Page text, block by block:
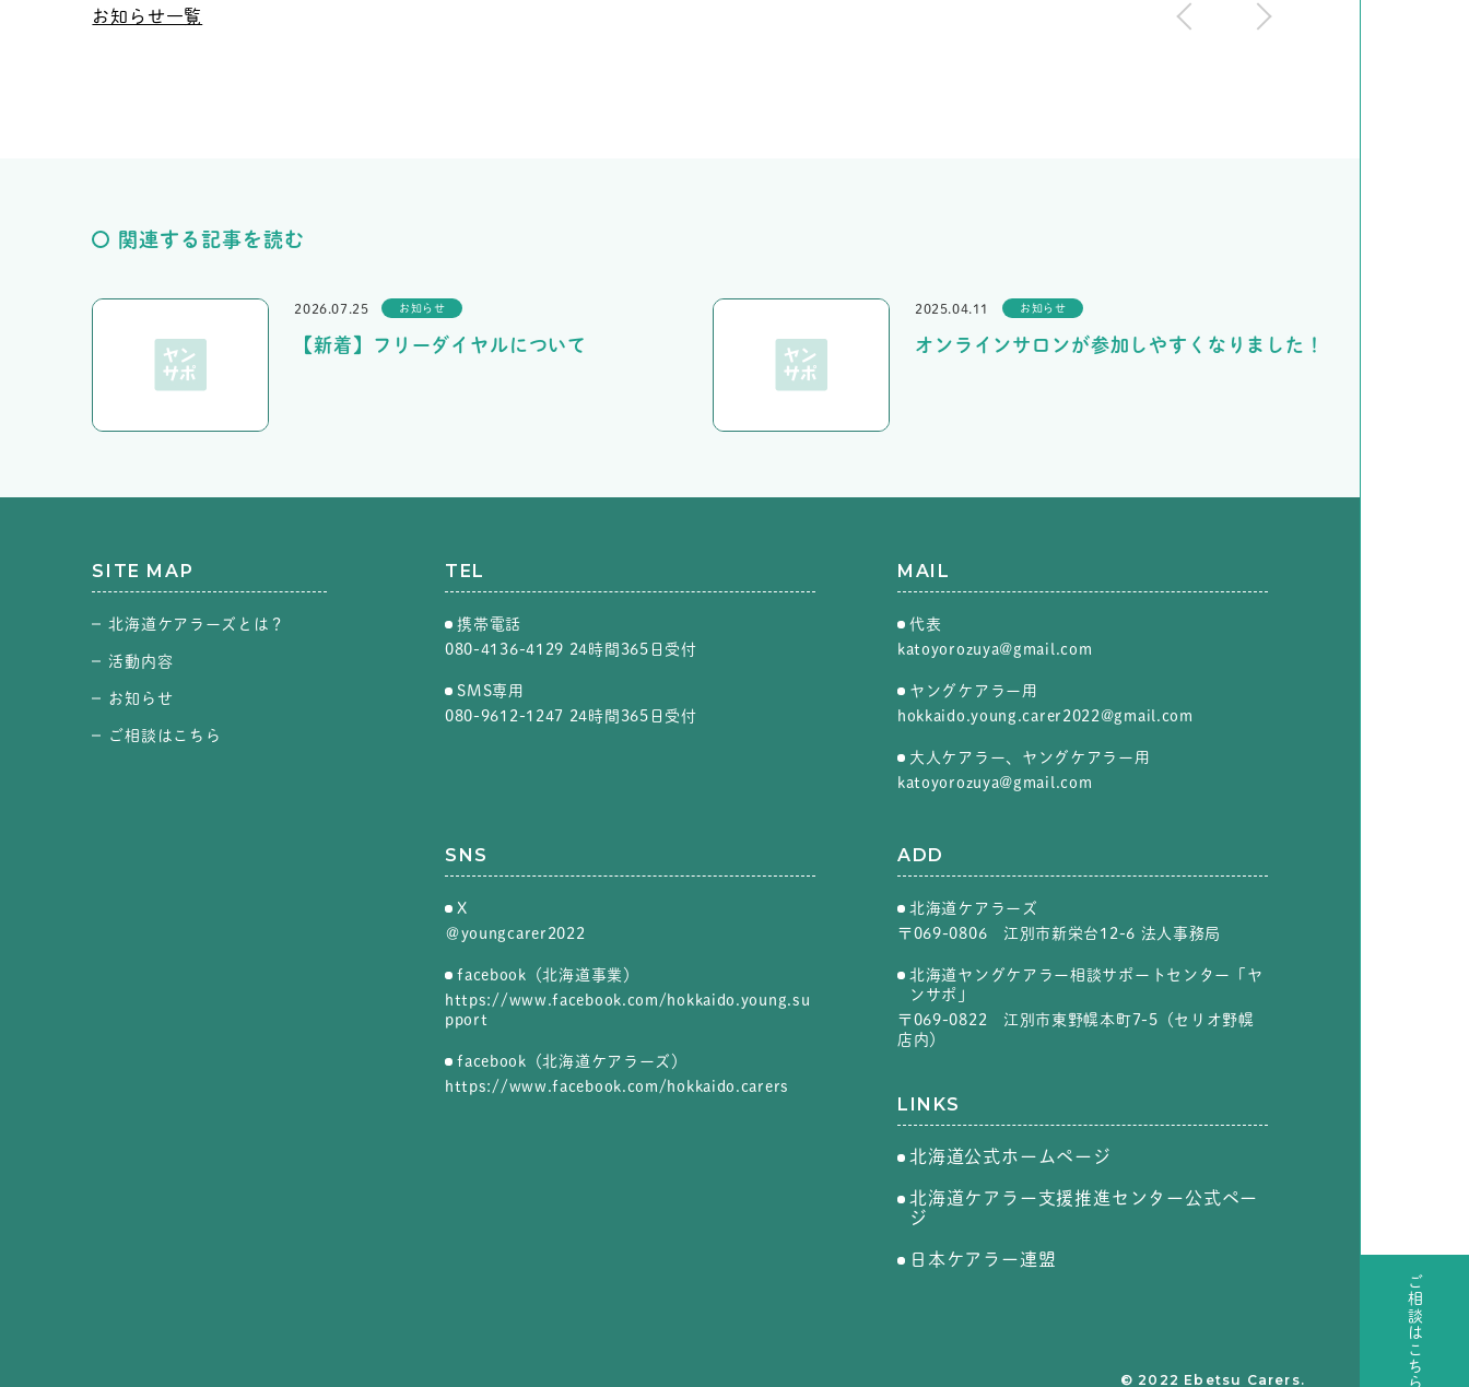
ご相談はこちら
お知らせ一覧
関連する記事を読む
2026.07.25 お知らせ
【新着】フリーダイヤルについて
2025.04.11 お知らせ
オンラインサロンが参加しやすくなりました！
SITE MAP
北海道ケアラーズとは？
活動内容
お知らせ
ご相談はこちら
TEL
携帯電話
080-4136-4129 24時間365日受付
SMS専用
080-9612-1247 24時間365日受付
MAIL
代表
katoyorozuya@gmail.com
ヤングケアラー用
hokkaido.young.carer2022@gmail.com
大人ケアラー、ヤングケアラー用
katoyorozuya@gmail.com
SNS
X
＠youngcarer2022
facebook（北海道事業）
https://www.facebook.com/hokkaido.young.su
pport
facebook（北海道ケアラーズ）
https://www.facebook.com/hokkaido.carers
ADD
北海道ケアラーズ
〒069-0806 江別市新栄台12-6 法人事務局
北海道ヤングケアラー相談サポートセンター「ヤ
ンサポ」
〒069-0822 江別市東野幌本町7-5（セリオ野幌
店内）
LINKS
北海道公式ホームページ
北海道ケアラー支援推進センター公式ペー
ジ
日本ケアラー連盟
© 2022 Ebetsu Carers.